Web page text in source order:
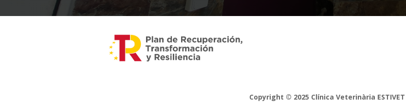
Copyright © 2025 Clínica Veterinària ESTIVET